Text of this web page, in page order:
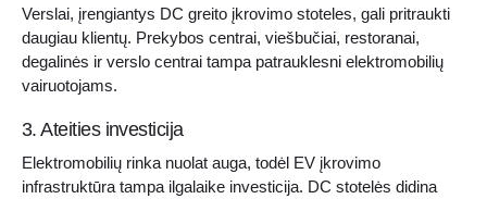
Verslai, įrengiantys DC greito įkrovimo stoteles, gali pritraukti
daugiau klientų. Prekybos centrai, viešbučiai, restoranai,
degalinės ir verslo centrai tampa patrauklesni elektromobilių
vairuotojams.
3. Ateities investicija
Elektromobilių rinka nuolat auga, todėl EV įkrovimo
infrastruktūra tampa ilgalaike investicija. DC stotelės didina